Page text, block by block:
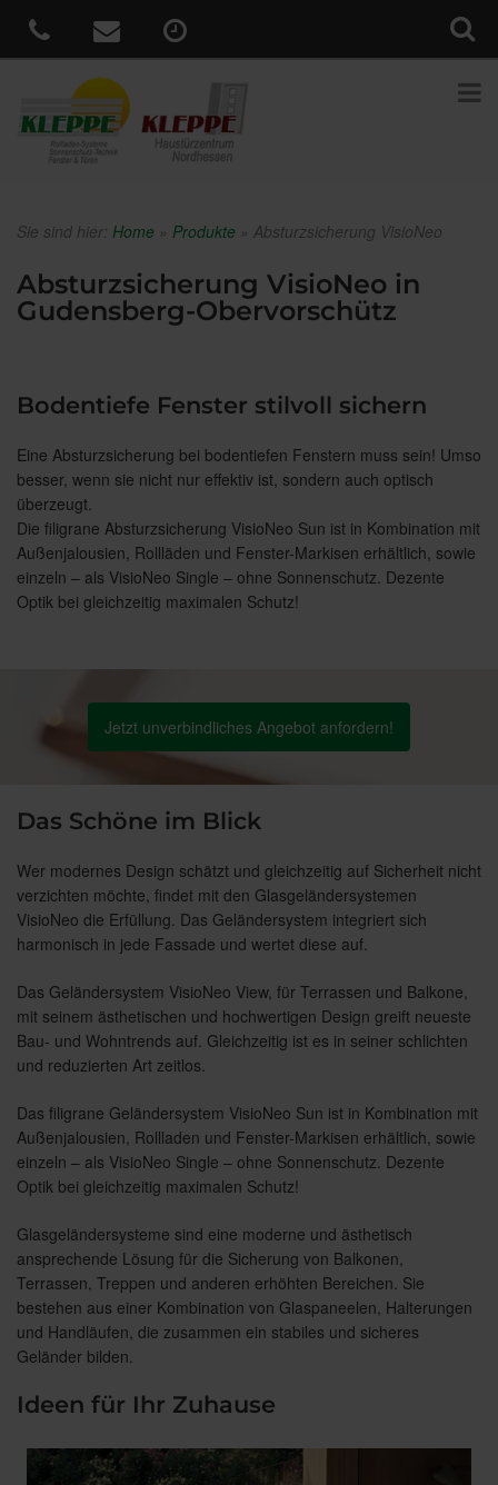
Sie sind hier: Home » Produkte » Absturzsicherung VisioNeo
Absturzsicherung VisioNeo in
Gudensberg-Obervorschütz
Bodentiefe Fenster stilvoll sichern
Eine Absturzsicherung bei bodentiefen Fenstern muss sein! Umso
besser, wenn sie nicht nur effektiv ist, sondern auch optisch
überzeugt.
Die filigrane Absturzsicherung VisioNeo Sun ist in Kombination mit
Außenjalousien, Rollläden und Fenster-Markisen erhältlich, sowie
einzeln – als VisioNeo Single – ohne Sonnenschutz. Dezente
Optik bei gleichzeitig maximalen Schutz!
Jetzt unverbindliches Angebot anfordern!
Das Schöne im Blick
Wer modernes Design schätzt und gleichzeitig auf Sicherheit nicht
verzichten möchte, findet mit den Glasgeländersystemen
VisioNeo die Erfüllung. Das Geländersystem integriert sich
harmonisch in jede Fassade und wertet diese auf.
Das Geländersystem VisioNeo View, für Terrassen und Balkone,
mit seinem ästhetischen und hochwertigen Design greift neueste
Bau- und Wohntrends auf. Gleichzeitig ist es in seiner schlichten
und reduzierten Art zeitlos.
Das filigrane Geländersystem VisioNeo Sun ist in Kombination mit
Außenjalousien, Rollladen und Fenster-Markisen erhältlich, sowie
einzeln – als VisioNeo Single – ohne Sonnenschutz. Dezente
Optik bei gleichzeitig maximalen Schutz!
Glasgeländersysteme sind eine moderne und ästhetisch
ansprechende Lösung für die Sicherung von Balkonen,
Terrassen, Treppen und anderen erhöhten Bereichen. Sie
bestehen aus einer Kombination von Glaspaneelen, Halterungen
und Handläufen, die zusammen ein stabiles und sicheres
Geländer bilden.
Ideen für Ihr Zuhause